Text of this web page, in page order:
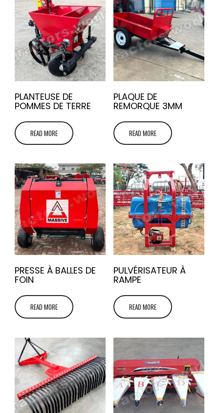
PLANTEUSE DE
POMMES DE TERRE
READ MORE
PLAQUE DE
REMORQUE 3MM
READ MORE
PRESSE À BALLES DE
FOIN
READ MORE
PULVÉRISATEUR À
RAMPE
READ MORE